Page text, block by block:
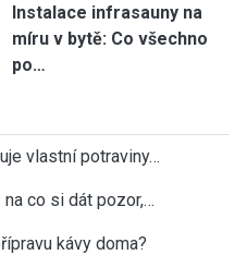
Instalace infrasauny na
míru v bytě: Co všechno
po…
vlastní potraviny…
co si dát pozor,…
kávy doma?